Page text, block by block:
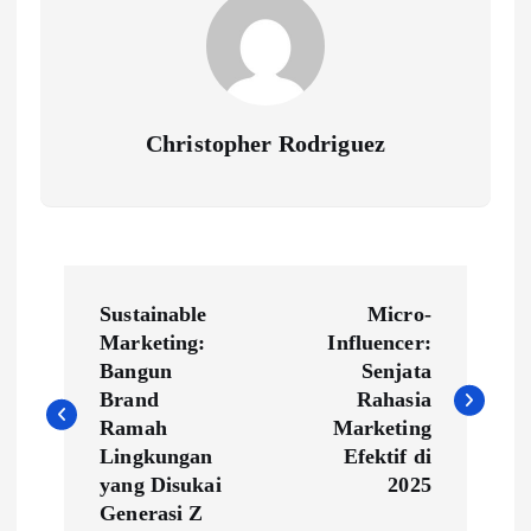
Christopher Rodriguez
s
Sustainable
Marketing:
Bangun
Brand
Ramah
Lingkungan
yang Disukai
Generasi Z
Micro-
Influencer:
Senjata
Rahasia
Marketing
Efektif di
2025